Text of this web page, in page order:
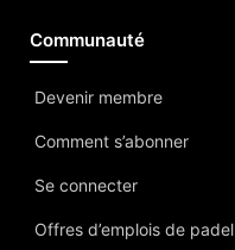
Communauté
Devenir membre
Comment s’abonner
Se connecter
Offres d’emplois de padel